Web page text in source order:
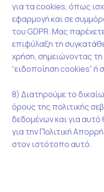
για τα cookies, όπως
εφαρμογή και σε
του GDPR. Μας
επιφύλαξη τη
χρήση, σημειώνοντας τη
“ειδοποίηση cookies”
8) Διατηρούμε το
όρους της πολιτικής
δεδομένων και για
για την Πολιτική
στον ιστότοπο αυτό.